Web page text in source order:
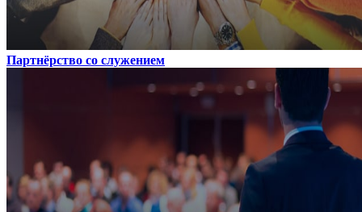
Партнёрство со служением